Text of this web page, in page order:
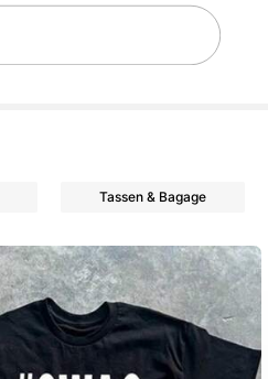
Tassen & Bagage